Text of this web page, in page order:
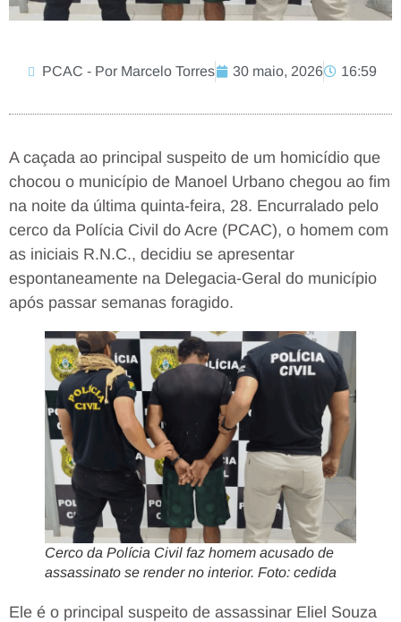
PCAC - Por Marcelo Torres 30 maio, 2026 16:59
A caçada ao principal suspeito de um homicídio que
chocou o município de Manoel Urbano chegou ao fim
na noite da última quinta-feira, 28. Encurralado pelo
cerco da Polícia Civil do Acre (PCAC), o homem com
as iniciais R.N.C., decidiu se apresentar
espontaneamente na Delegacia-Geral do município
após passar semanas foragido.
Cerco da Polícia Civil faz homem acusado de
assassinato se render no interior. Foto: cedida
Ele é o principal suspeito de assassinar Eliel Souza